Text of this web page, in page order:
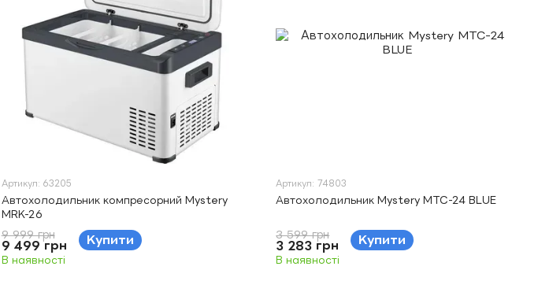
Артикул: 63205
Автохолодильник компресорний Mystery
MRK-26
9 999 грн
9 499 грн Купити
В наявності
Артикул: 74803
Автохолодильник Mystery MTC-24 BLUE
3 599 грн
3 283 грн Купити
В наявності